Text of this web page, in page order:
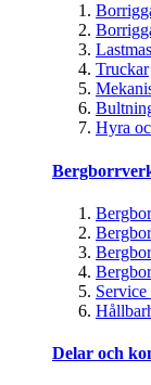
Truckar
Hyra
Delar och